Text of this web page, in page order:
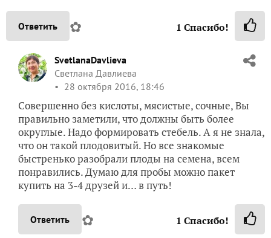
Ответить ✿ 1 Спасибо!
SvetlanaDavlieva
Светлана Давлиева
28 октября 2016, 18:46
Совершенно без кислоты, мясистые, сочные, Вы
правильно заметили, что должны быть более
округлые. Надо формировать стебель. А я не знала,
что он такой плодовитый. Но все знакомые
быстренько разобрали плоды на семена, всем
понравились. Думаю для пробы можно пакет
купить на 3-4 друзей и… в путь!
Ответить ✿ 1 Спасибо!